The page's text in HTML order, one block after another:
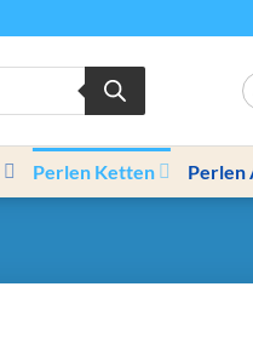
Perlen Ketten Perlen